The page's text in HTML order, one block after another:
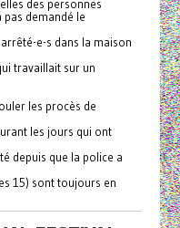
des personnes
demandé le
e-s dans la maison
travaillait sur un
les procès de
les jours qui ont
depuis que la police a
15) sont toujours en